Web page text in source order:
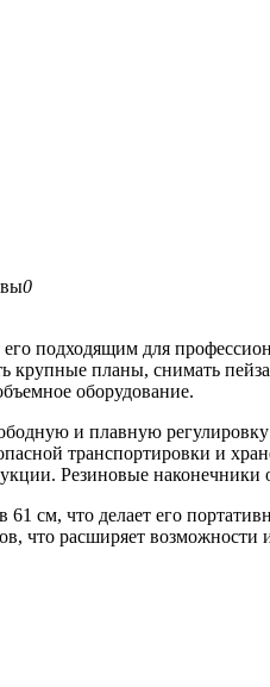
0
подходящим для
крупные планы, снимать
оборудование.
и плавную
транспортировки и
Резиновые
см, что делает его
что расширяет возможности